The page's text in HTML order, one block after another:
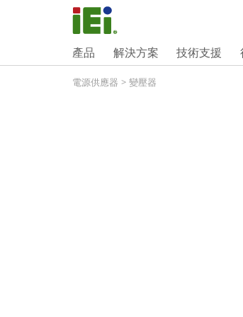
產品 解決方案 技術支援
電源供應器 > 變壓器